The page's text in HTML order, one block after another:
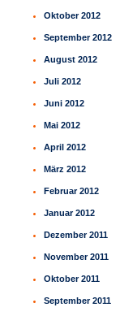
Oktober 2012
September 2012
August 2012
Juli 2012
Juni 2012
Mai 2012
April 2012
März 2012
Februar 2012
Januar 2012
Dezember 2011
November 2011
Oktober 2011
September 2011